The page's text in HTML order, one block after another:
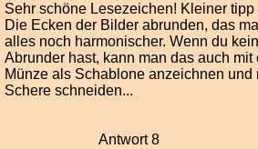
Sehr schöne Lesezeichen! Kleiner tipp
Die Ecken der Bilder abrunden, das
alles noch harmonischer. Wenn du
Abrunder hast, kann man das auch mit
Münze als Schablone anzeichnen und
Schere schneiden...
Antwort 8